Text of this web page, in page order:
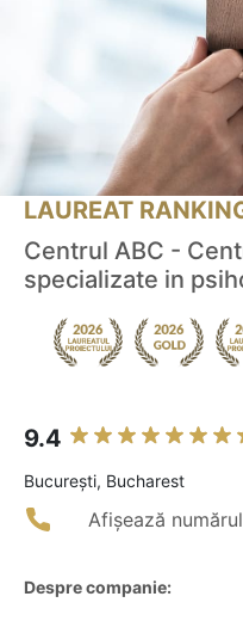
LAUREAT
Centrul ABC -
specializate in
9.4
Bucureşti, Bucharest
Afișează
Despre companie: